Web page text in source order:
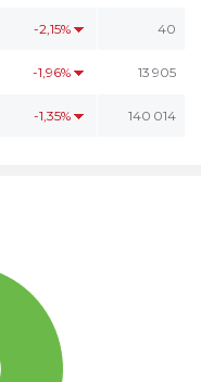
-2,15% 40
-1,96% 13 905
-1,35% 140 014